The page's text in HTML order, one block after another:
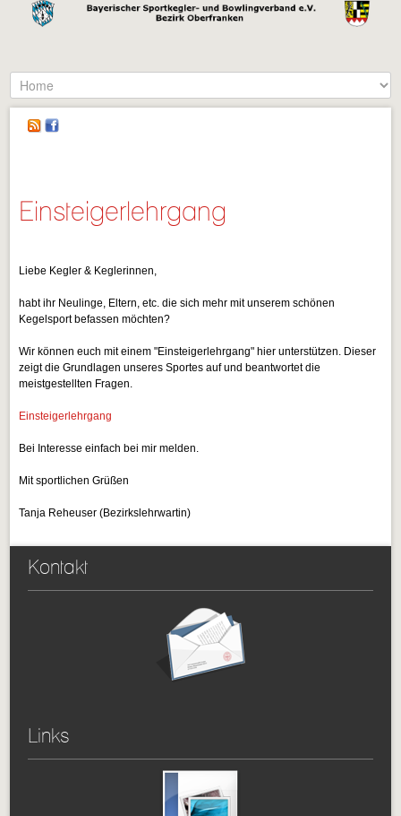
Einsteigerlehrgang
Liebe Kegler & Keglerinnen,
habt ihr Neulinge, Eltern, etc. die sich mehr mit unserem schönen
Kegelsport befassen möchten?
Wir können euch mit einem "Einsteigerlehrgang" hier unterstützen. Dieser
zeigt die Grundlagen unseres Sportes auf und beantwortet die
meistgestellten Fragen.
Einsteigerlehrgang
Bei Interesse einfach bei mir melden.
Mit sportlichen Grüßen
Tanja Reheuser (Bezirkslehrwartin)
Kontakt
Links